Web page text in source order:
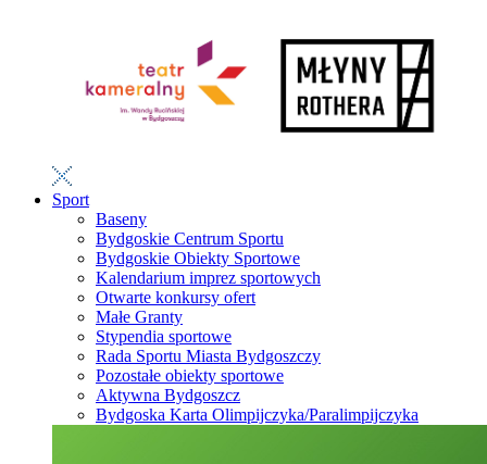
Sport
Baseny
Bydgoskie Centrum Sportu
Bydgoskie Obiekty Sportowe
Kalendarium imprez sportowych
Otwarte konkursy ofert
Małe Granty
Stypendia sportowe
Rada Sportu Miasta Bydgoszczy
Pozostałe obiekty sportowe
Aktywna Bydgoszcz
Bydgoska Karta Olimpijczyka/Paralimpijczyka